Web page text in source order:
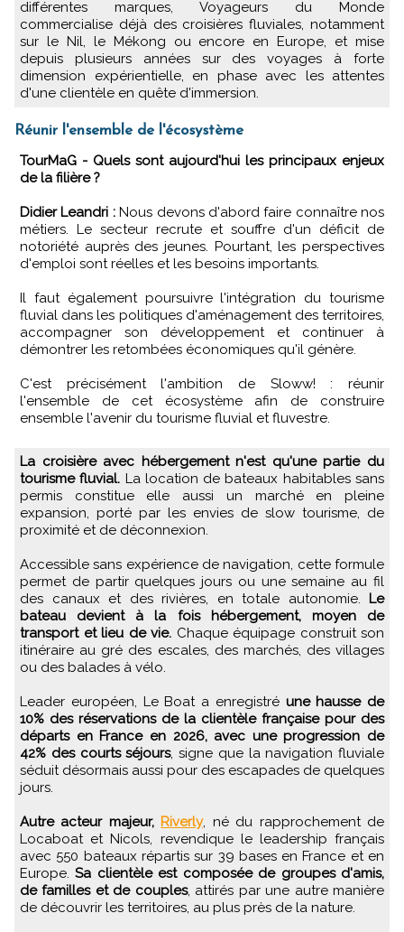
différentes marques, Voyageurs du Monde
commercialise déjà des croisières fluviales, notamment
sur le Nil, le Mékong ou encore en Europe, et mise
depuis plusieurs années sur des voyages à forte
dimension expérientielle, en phase avec les attentes
d'une clientèle en quête d'immersion.
Réunir l'ensemble de l'écosystème
TourMaG - Quels sont aujourd'hui les principaux enjeux
de la filière ?
Didier Leandri :Nous devons d'abord faire connaître nos
métiers. Le secteur recrute et souffre d'un déficit de
notoriété auprès des jeunes. Pourtant, les perspectives
d'emploi sont réelles et les besoins importants.
Il faut également poursuivre l'intégration du tourisme
fluvial dans les politiques d'aménagement des territoires,
accompagner son développement et continuer à
démontrer les retombées économiques qu'il génère.
C'est précisément l'ambition de Sloww! : réunir
l'ensemble de cet écosystème afin de construire
ensemble l'avenir du tourisme fluvial et fluvestre.
La croisière avec hébergement n'est qu'une partie du
tourisme fluvial. La location de bateaux habitables sans
permis constitue elle aussi un marché en pleine
expansion, porté par les envies de slow tourisme, de
proximité et de déconnexion.
Accessible sans expérience de navigation, cette formule
permet de partir quelques jours ou une semaine au fil
des canaux et des rivières, en totale autonomie. Le
bateau devient à la fois hébergement, moyen de
transport et lieu de vie. Chaque équipage construit son
itinéraire au gré des escales, des marchés, des villages
ou des balades à vélo.
Leader européen, Le Boat a enregistré une hausse de
10% des réservations de la clientèle française pour des
départs en France en 2026, avec une progression de
42% des courts séjours, signe que la navigation fluviale
séduit désormais aussi pour des escapades de quelques
jours.
Autre acteur majeur, Riverly, né du rapprochement de
Locaboat et Nicols, revendique le leadership français
avec 550 bateaux répartis sur 39 bases en France et en
Europe.Sa clientèle est composée de groupes d'amis,
de familles et de couples, attirés par une autre manière
de découvrir les territoires, au plus près de la nature.